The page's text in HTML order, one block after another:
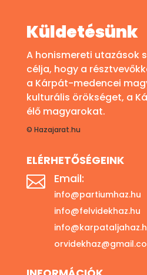
Küldetésünk
A honismereti utazások
célja, hogy a
a Kárpát-medencei
kulturális örökséget, a
élő magyarokat.
© Hazajarat.hu
ELÉRHETŐSÉGEINK
 Email:
info@partiumhaz.hu
info@felvidekhaz.hu